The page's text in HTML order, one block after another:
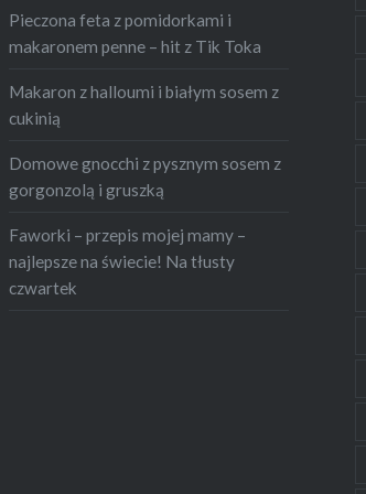
Pieczona feta z pomidorkami i
makaronem penne – hit z Tik Toka
Makaron z halloumi i białym sosem z
cukinią
Domowe gnocchi z pysznym sosem z
gorgonzolą i gruszką
Faworki – przepis mojej mamy –
najlepsze na świecie! Na tłusty
czwartek